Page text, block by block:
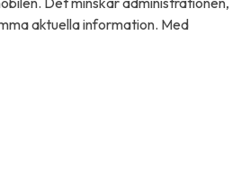
aktuella information. Med